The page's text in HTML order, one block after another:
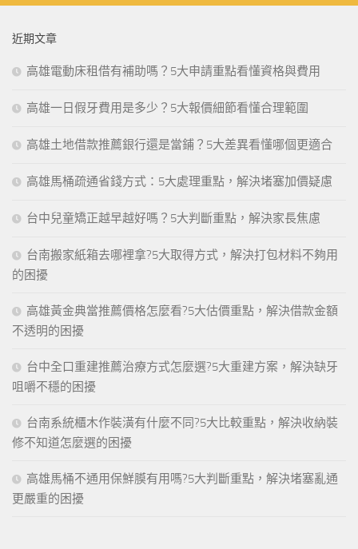
近期文章
高雄電動床租借有補助嗎？5大申請重點看懂資格與費用
高雄一日假牙費用是多少？5大報價細節看懂合理範圍
高雄土地借款推薦銀行還是當鋪？5大差異看懂哪個更適合
高雄馬桶疏通省錢方式：5大處理重點，解決堵塞加價疑慮
台中兒童矯正越早越好嗎？5大判斷重點，解決家長焦慮
台南搬家紙箱去哪裡拿?5大取得方式，解決打包材料不夠用
的困擾
高雄黃金典當推薦價格怎麼看?5大估價重點，解決借款金額
不透明的困擾
台中全口重建推薦治療方式怎麼選?5大重建方案，解決缺牙
咀嚼不穩的困擾
台南系統櫃木作裝潢有什麼不同?5大比較重點，解決收納裝
修不知道怎麼選的困擾
高雄馬桶不通用保鮮膜有用嗎?5大判斷重點，解決堵塞亂通
更嚴重的困擾